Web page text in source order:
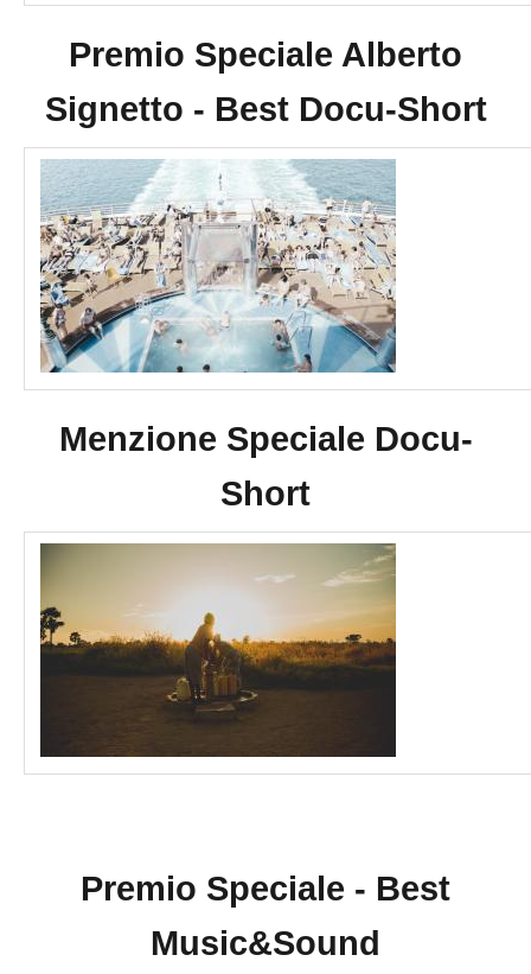
Premio Speciale Alberto
Signetto - Best Docu-Short
Menzione Speciale Docu-
Short
Premio Speciale - Best
Music&Sound